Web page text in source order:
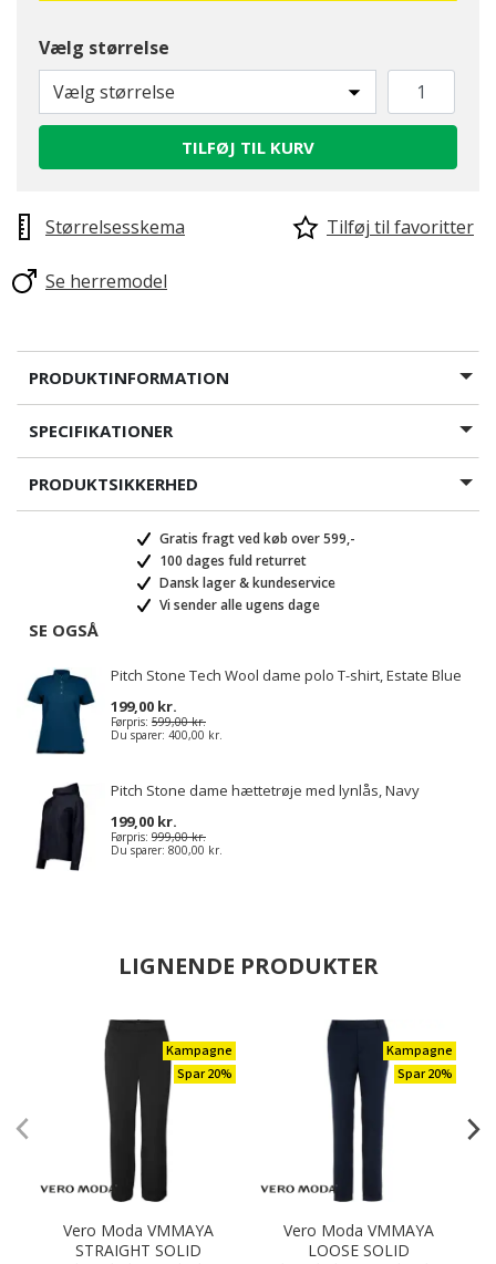
Vælg størrelse
Vælg størrelse
TILFØJ TIL KURV
Størrelsesskema Tilføj til favoritter
Se herremodel
PRODUKTINFORMATION
SPECIFIKATIONER
PRODUKTSIKKERHED
Gratis fragt ved køb over 599,-
100 dages fuld returret
Dansk lager & kundeservice
Vi sender alle ugens dage
SE OGSÅ
Pitch Stone Tech Wool dame polo T-shirt, Estate Blue
199,00 kr.
Førpris: 599,00 kr.
Du sparer: 400,00 kr.
Pitch Stone dame hættetrøje med lynlås, Navy
199,00 kr.
Førpris: 999,00 kr.
Du sparer: 800,00 kr.
LIGNENDE PRODUKTER
Kampagne
Spar 20%
Vero Moda VMMAYA
STRAIGHT SOLID
Kampagne
Spar 20%
Vero Moda VMMAYA
LOOSE SOLID